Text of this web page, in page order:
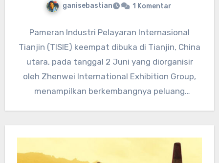
ganisebastian 1 Komentar
Pameran Industri Pelayaran Internasional
Tianjin (TISIE) keempat dibuka di Tianjin, China
utara, pada tanggal 2 Juni yang diorganisir
oleh Zhenwei International Exhibition Group,
menampilkan berkembangnya peluang